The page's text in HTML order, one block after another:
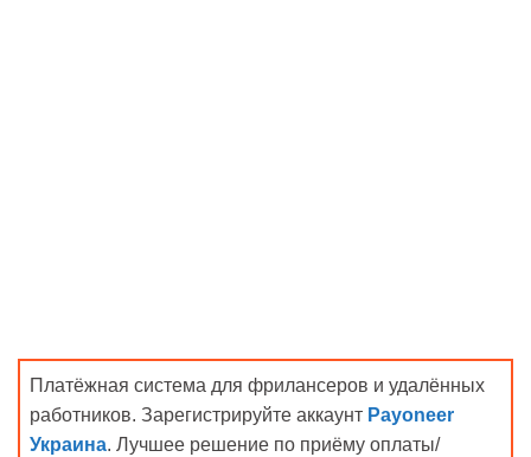
Платёжная система для фрилансеров и удалённых
работников. Зарегистрируйте аккаунт Payoneer
Украина. Лучшее решение по приёму оплаты/